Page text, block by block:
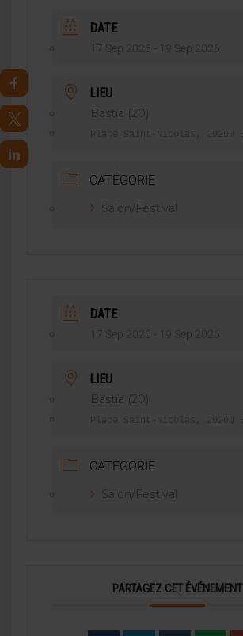
DATE
17 Sep 2026 - 19 Sep 2026
LIEU
Bastia (20)
CATÉGORIE
Salon/Festival
DATE
17 Sep 2026 - 19 Sep 2026
LIEU
Bastia (20)
CATÉGORIE
Salon/Festival
PARTAGEZ CET ÉVÉNEMENT